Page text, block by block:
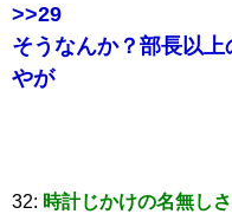
>>29
そうなんか？部長以
やが
32: 時計じかけの名無し